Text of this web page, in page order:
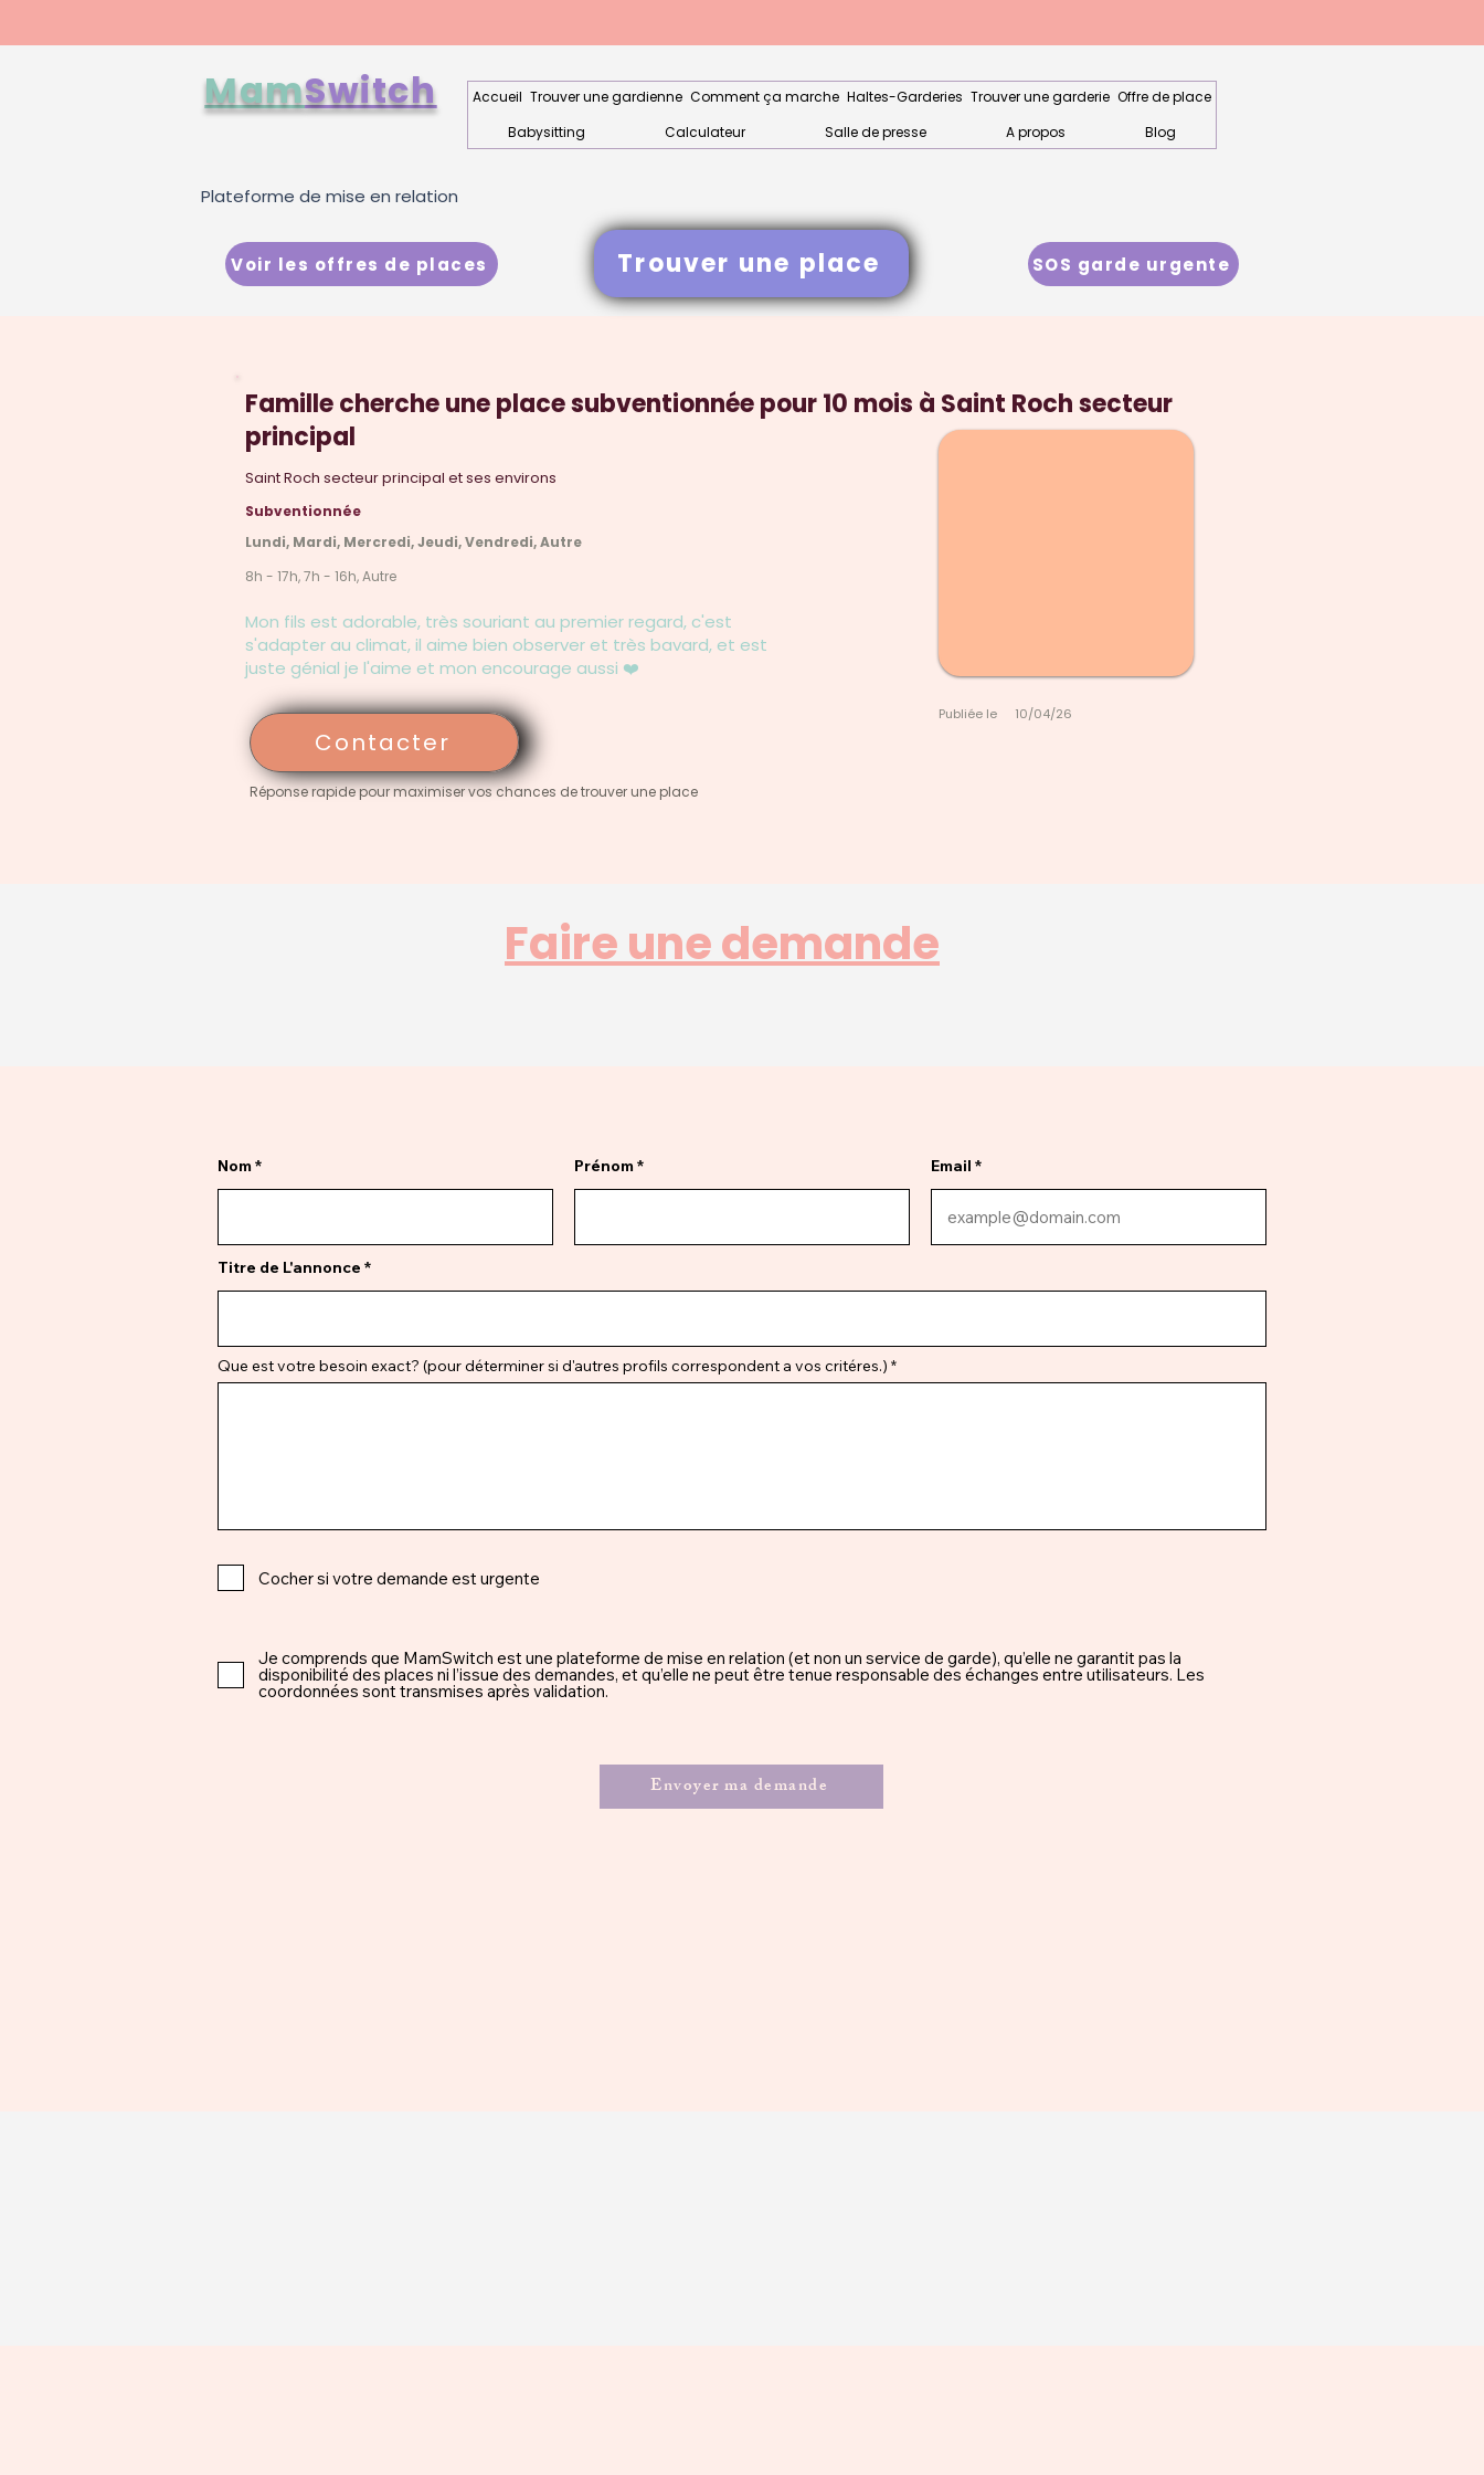
MamSwitch Accueil Trouver une gardienne Comment ça marche Haltes-Garderies Trouver une garderie Offre de place
Babysitting
Calculateur Salle de presse A propos Blog
Plateforme de mise en relation
Voir les offres de places Trouver une place SOS garde urgente
Famille cherche une place subventionnée pour 10 mois à Saint Roch secteur
principal
Saint Roch secteur principal et ses environs
Subventionnée
Lundi, Mardi, Mercredi, Jeudi, Vendredi, Autre
8h - 17h, 7h - 16h, Autre
Mon fils est adorable, très souriant au premier regard, c'est
s'adapter au climat, il aime bien observer et très bavard, et est
juste génial je l'aime et mon encourage aussi ❤️
Contacter
Réponse rapide pour maximiser vos chances de trouver une place
Publiée le 10/04/26
Faire une demande
Nom Prénom Email
Titre de L'annonce
Que est votre besoin exact? (pour déterminer si d'autres profils correspondent a vos critéres.)
Cocher si votre demande est urgente
Je comprends que MamSwitch est une plateforme de mise en relation (et non un service de garde), qu’elle ne garantit pas la
disponibilité des places ni l’issue des demandes, et qu’elle ne peut être tenue responsable des échanges entre utilisateurs. Les
coordonnées sont transmises après validation.
Envoyer ma demande